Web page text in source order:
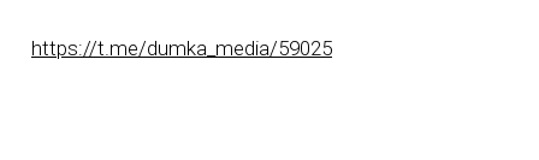
https://t.me/dumka_media/59025